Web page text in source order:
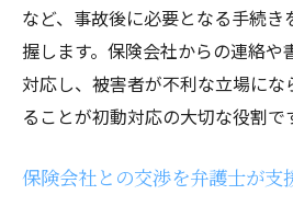
姿勢
保険会社との交渉をスムー
弁護士が保険会社対応
保険会社とのやりとりで
など、事故後に必要となる手続き
握します。保険会社からの連絡や
対応し、被害者が不利な立場に
ることが初動対応の大切な役割で
保険会社との交渉を弁護士が支